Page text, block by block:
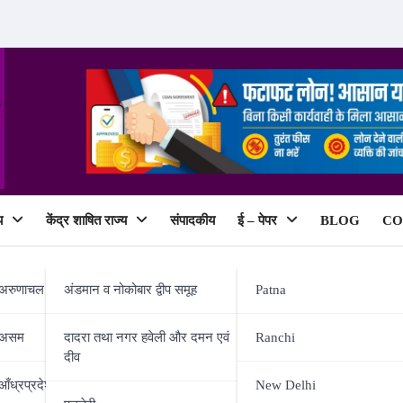
प्रदेश
केंद्र शाषित राज्य
अंडमान व नोकोबार द्वीप समूह
दादरा तथा नगर हवेली और दमन एवं
दीव
संपादकीय ई – पेपर
Patna
Ranchi
New Delhi
BLOG
मानसून सत्र, भरत तिवारी